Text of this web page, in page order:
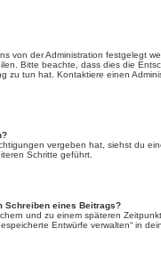
von der Administration festgelegt
Bitte beachte, dass dies die
zu tun hat. Kontaktiere einen
vergeben hat, siehst du
Schritte geführt.
Schreiben eines Beitrags?
und zu einem späteren
Entwürfe verwalten“ in